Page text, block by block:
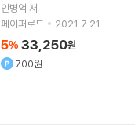
안병억 저
페이퍼로드
2021.7.21.
5% 33,250원
700원